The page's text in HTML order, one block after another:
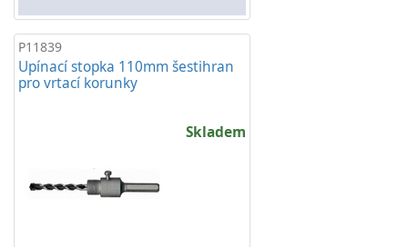
P11839
Upínací stopka 110mm šestihran
pro vrtací korunky
Skladem